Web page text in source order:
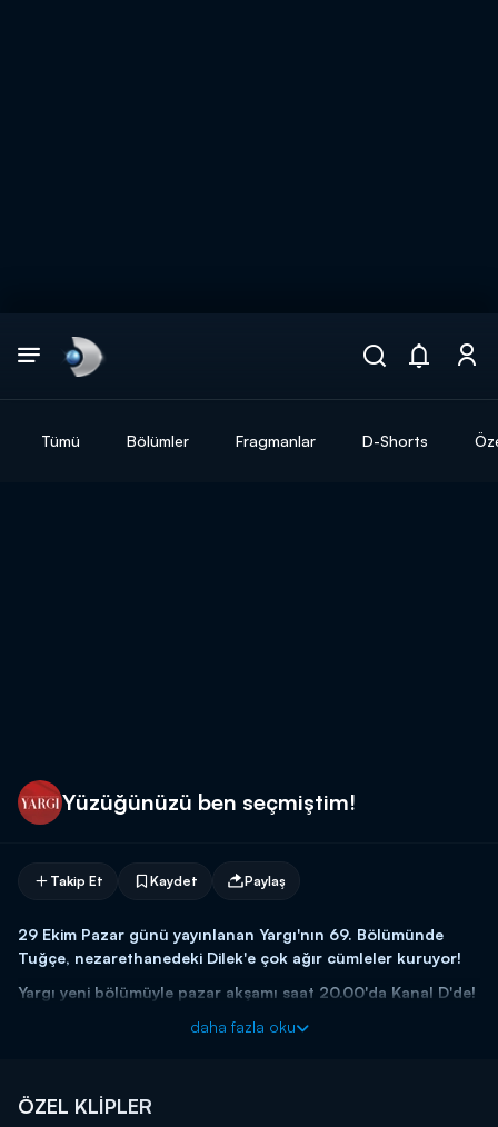
Tümü Bölümler Fragmanlar D-Shorts
Yüzüğünüzü ben seçmiştim!
Takip Et Kaydet Paylaş
29 Ekim Pazar günü yayınlanan Yargı'nın 69. Bölümünde
Tuğçe, nezarethanedeki Dilek'e çok ağır cümleler kuruyor!
Yargı yeni bölümüyle pazar akşamı saat 20.00'da Kanal D'de!
daha fazla oku
ÖZEL KLİPLER